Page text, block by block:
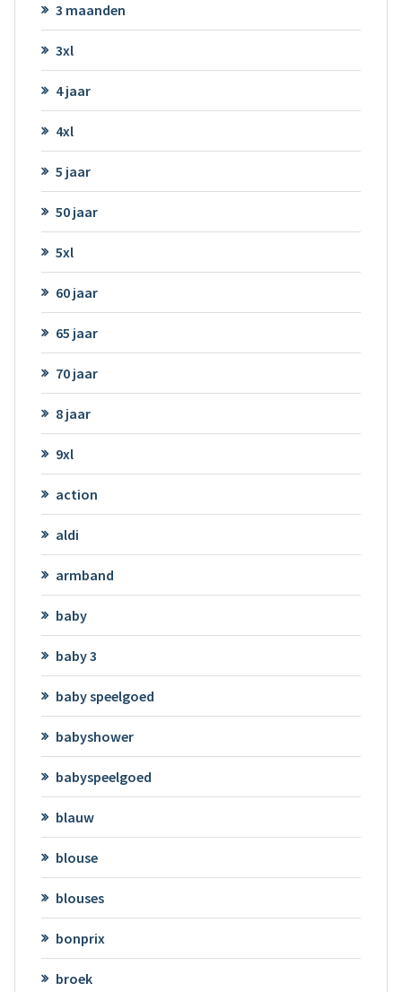
3 maanden
3xl
4 jaar
4xl
5 jaar
50 jaar
5xl
60 jaar
65 jaar
70 jaar
8 jaar
9xl
action
aldi
armband
baby
baby 3
baby speelgoed
babyshower
babyspeelgoed
blauw
blouse
blouses
bonprix
broek